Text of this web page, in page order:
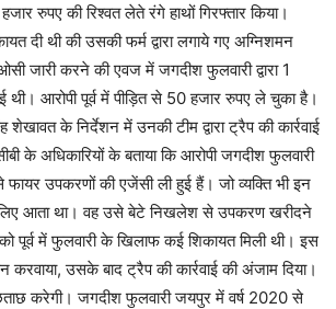
रुपए की रिश्वत लेते रंगे हाथों गिरफ्तार किया।
दी थी की उसकी फर्म द्वारा लगाये गए अग्निशमन
जारी करने की एवज में जगदीश फुलवारी द्वारा 1
थी। आरोपी पूर्व में पीड़ित से 50 हजार रुपए ले चुका है।
शेखावत के निर्देशन में उनकी टीम द्वारा ट्रैप की कार्रवाई
के अधिकारियों के बताया कि आरोपी जगदीश फुलवारी
उपकरणों की एजेंसी ली हुई हैं। जो व्यक्ति भी इन
आता था। वह उसे बेटे निखलेश से उपकरण खरीदने
को पूर्व में फुलवारी के खिलाफ कई शिकायत मिली थी। इस
करवाया, उसके बाद ट्रैप की कार्रवाई की अंजाम दिया।
करेगी। जगदीश फुलवारी जयपुर में वर्ष 2020 से